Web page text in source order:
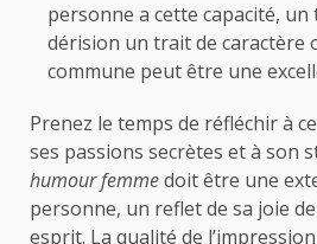
personne a cette capacité,
dérision un trait de caractère
commune peut être une
Prenez le temps de réfléchir à
ses passions secrètes et à son
humour femmedoit être une
personne, un reflet de sa joie
esprit. La qualité de